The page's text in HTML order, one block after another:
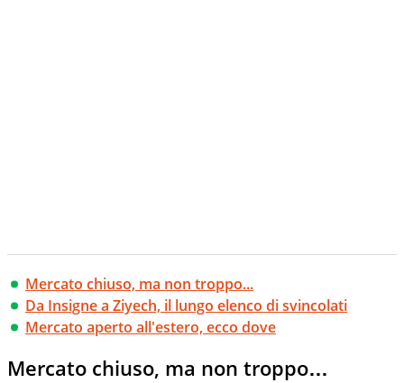
Mercato chiuso, ma non troppo...
Da Insigne a Ziyech, il lungo elenco di svincolati
Mercato aperto all'estero, ecco dove
Mercato chiuso, ma non troppo…